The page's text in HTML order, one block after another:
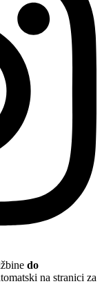
do
na stranici za